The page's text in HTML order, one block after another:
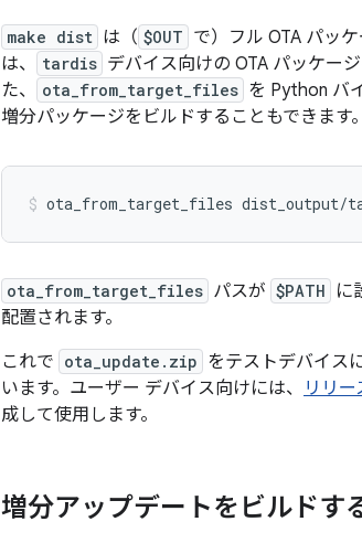
make dist は（ $OUT で）フル OTA パッ
は、
tardis デバイス向けの OTA パッケー
た、
ota_from_target_files を Python バ
増分パッケージをビルドすることもできます。
ota_from_target_files dist_output/
ota_from_target_files パスが $PATH に
配置されます。
これで ota_update.zip をテストデバイス
います。ユーザー デバイス向けには、
リリ
成して使用します。
増分アップデートをビルドす